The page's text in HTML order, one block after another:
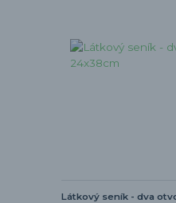
Látkový seník - dva